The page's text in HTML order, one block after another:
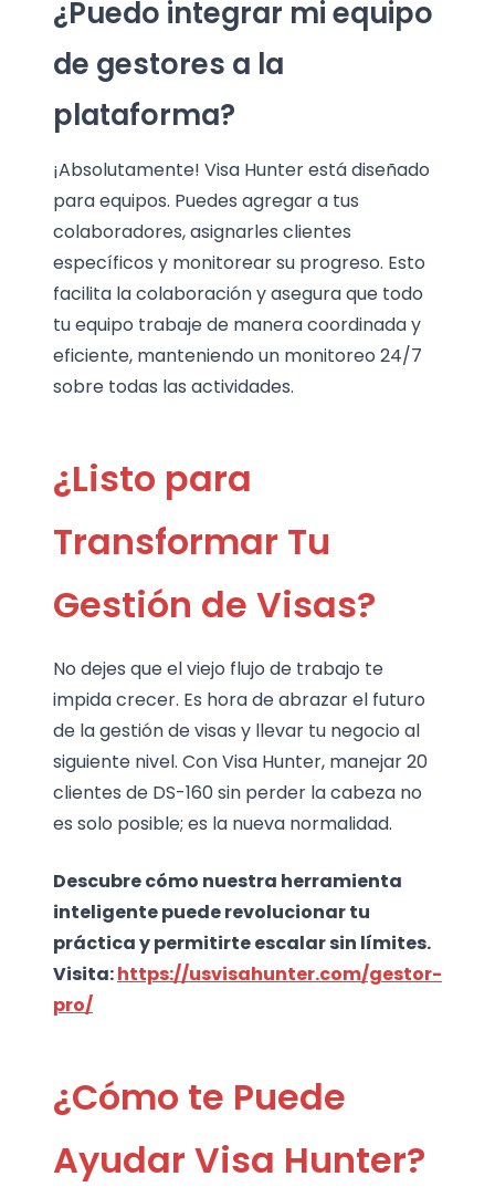
¿Puedo integrar mi equipo
de gestores a la
plataforma?
¡Absolutamente! Visa Hunter está diseñado
para equipos. Puedes agregar a tus
colaboradores, asignarles clientes
específicos y monitorear su progreso. Esto
facilita la colaboración y asegura que todo
tu equipo trabaje de manera coordinada y
eficiente, manteniendo un monitoreo 24/7
sobre todas las actividades.
¿Listo para
Transformar Tu
Gestión de Visas?
No dejes que el viejo flujo de trabajo te
impida crecer. Es hora de abrazar el futuro
de la gestión de visas y llevar tu negocio al
siguiente nivel. Con Visa Hunter, manejar 20
clientes de DS-160 sin perder la cabeza no
es solo posible; es la nueva normalidad.
Descubre cómo nuestra herramienta
inteligente puede revolucionar tu
práctica y permitirte escalar sin límites.
Visita:https://usvisahunter.com/gestor-
pro/
¿Cómo te Puede
Ayudar Visa Hunter?